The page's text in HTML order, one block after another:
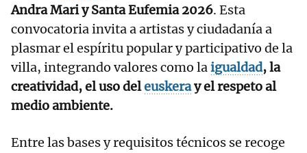
Andra Mari y Santa Eufemia 2026. Esta
convocatoria invita a artistas y ciudadanía a
plasmar el espíritu popular y participativo de la
villa, integrando valores como laigualdad, la
creatividad, el uso deleuskeray el respeto al
medio ambiente.
Entre las bases y requisitos técnicos se recoge